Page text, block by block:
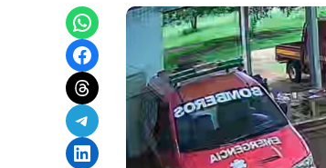
Share on WhatsApp
Share on Facebook
Share on Threads
Share on Telegram
Share on LinkedIn